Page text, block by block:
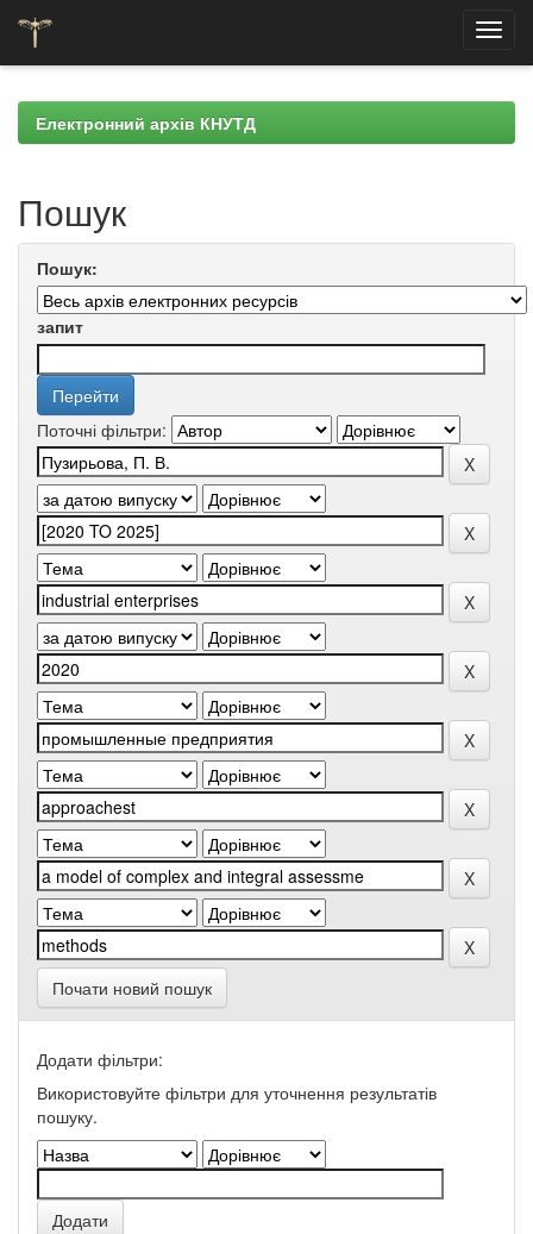
navigationЕлектронний архів КНУТД
Пошук
Пошук:
запит
Поточні фільтри:
Почати новий пошук
Додати фільтри:
Використовуйте фільтри для уточнення результатів
пошуку.